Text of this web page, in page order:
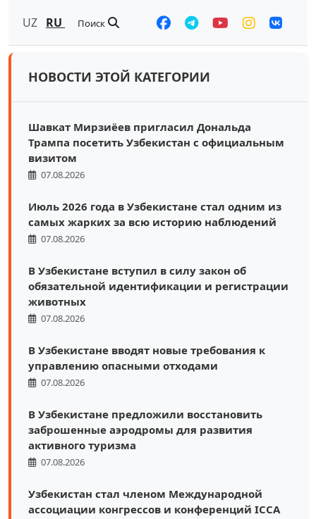
UZ RU Поиск
НОВОСТИ ЭТОЙ КАТЕГОРИИ
Шавкат Мирзиёев пригласил Дональда
Трампа посетить Узбекистан с официальным
визитом
07.08.2026
Июль 2026 года в Узбекистане стал одним из
самых жарких за всю историю наблюдений
07.08.2026
В Узбекистане вступил в силу закон об
обязательной идентификации и регистрации
животных
07.08.2026
В Узбекистане вводят новые требования к
управлению опасными отходами
07.08.2026
В Узбекистане предложили восстановить
заброшенные аэродромы для развития
активного туризма
07.08.2026
Узбекистан стал членом Международной
ассоциации конгрессов и конференций ICCA